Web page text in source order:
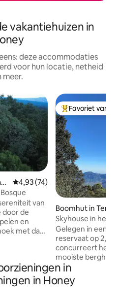
vakantiehuizen in
deze accommodaties
voor hun locatie, netheid
meer.
Gemiddelde beoordeling van
4,93 (74)
van
door de
en
met dat
is om
die
Topfavoriet van
Favoriet van
Boomhut in
ia
Skyhouse in het
wilde dieren - wifi
Gelegen in een
reservaat op 2,5
concurreert het
mooiste
team beschermt
bergen, 9 km
watervallen en
in
in Honey